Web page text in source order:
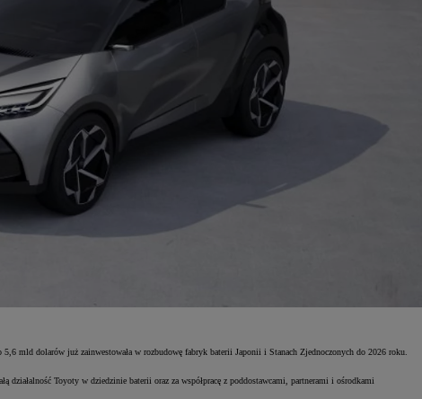
mld dolarów już zainwestowała w rozbudowę fabryk baterii Japonii i Stanach Zjednoczonych do 2026 roku.
Toyoty w dziedzinie baterii oraz za współpracę z poddostawcami, partnerami i ośrodkami